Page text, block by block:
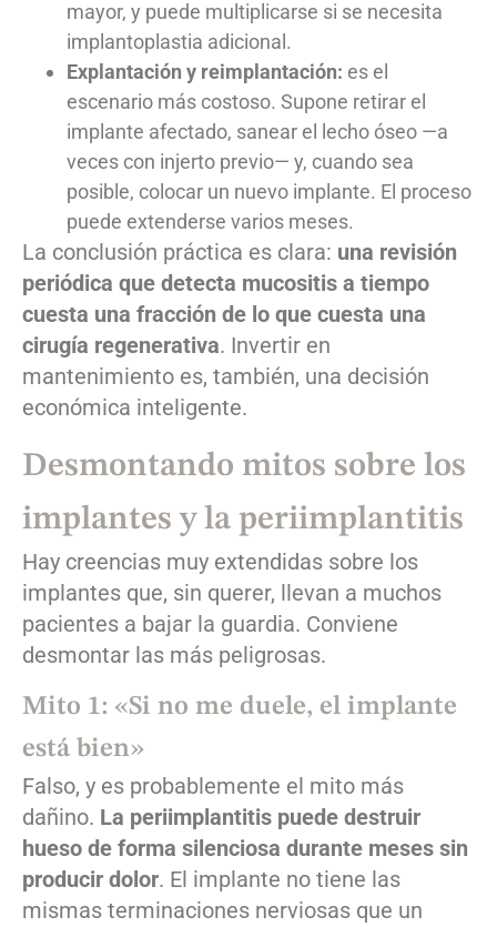
mayor, y puede multiplicarse si se necesita
implantoplastia adicional.
Explantación y reimplantación: es el
escenario más costoso. Supone retirar el
implante afectado, sanear el lecho óseo —a
veces con injerto previo— y, cuando sea
posible, colocar un nuevo implante. El proceso
puede extenderse varios meses.
La conclusión práctica es clara: una revisión
periódica que detecta mucositis a tiempo
cuesta una fracción de lo que cuesta una
cirugía regenerativa. Invertir en
mantenimiento es, también, una decisión
económica inteligente.
Desmontando mitos sobre los
implantes y la periimplantitis
Hay creencias muy extendidas sobre los
implantes que, sin querer, llevan a muchos
pacientes a bajar la guardia. Conviene
desmontar las más peligrosas.
Mito 1: «Si no me duele, el implante
está bien»
Falso, y es probablemente el mito más
dañino. La periimplantitis puede destruir
hueso de forma silenciosa durante meses sin
producir dolor. El implante no tiene las
mismas terminaciones nerviosas que un